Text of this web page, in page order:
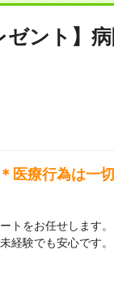
ゼント】
医療行為は一
トをお任せします
経験でも安心です。